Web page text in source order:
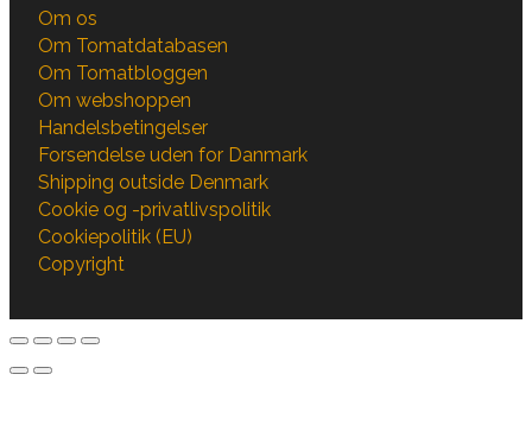
Om os
Om Tomatdatabasen
Om Tomatbloggen
Om webshoppen
Handelsbetingelser
Forsendelse uden for Danmark
Shipping outside Denmark
Cookie og -privatlivspolitik
Cookiepolitik (EU)
Copyright